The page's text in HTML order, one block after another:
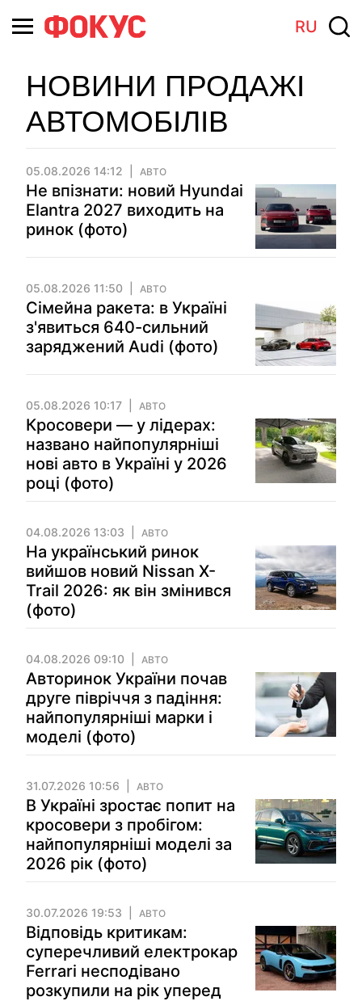
RU
НОВИНИ ПРОДАЖІ
АВТОМОБІЛІВ
05.08.2026 14:12 АВТО
Не впізнати: новий Hyundai
Elantra 2027 виходить на
ринок (фото)
05.08.2026 11:50 АВТО
Сімейна ракета: в Україні
з'явиться 640-сильний
заряджений Audi (фото)
05.08.2026 10:17 АВТО
Кросовери — у лідерах:
названо найпопулярніші
нові авто в Україні у 2026
році (фото)
04.08.2026 13:03 АВТО
На український ринок
вийшов новий Nissan X-
Trail 2026: як він змінився
(фото)
04.08.2026 09:10 АВТО
Авторинок України почав
друге півріччя з падіння:
найпопулярніші марки і
моделі (фото)
31.07.2026 10:56 АВТО
В Україні зростає попит на
кросовери з пробігом:
найпопулярніші моделі за
2026 рік (фото)
30.07.2026 19:53 АВТО
Відповідь критикам:
суперечливий електрокар
Ferrari несподівано
розкупили на рік уперед